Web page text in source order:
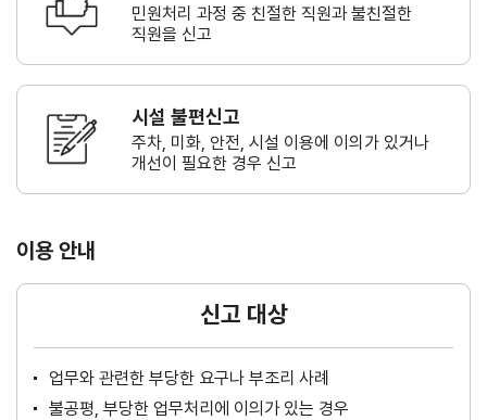
민원처리 과정 중 친절한 직원과불친절한
직원을 신고
시설 불편신고
주차, 미화, 안전, 시설 이용에 이의가 있거나
개선이 필요한 경우 신고
이용 안내
신고 대상
업무와 관련한 부당한 요구나 부조리 사례
불공평, 부당한 업무처리에 이의가 있는 경우